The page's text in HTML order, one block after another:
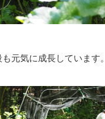
元気に成長しています。